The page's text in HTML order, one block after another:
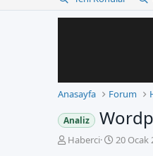
Anasayfa Forum
Analiz
K
Haberci
B
20 Ocak